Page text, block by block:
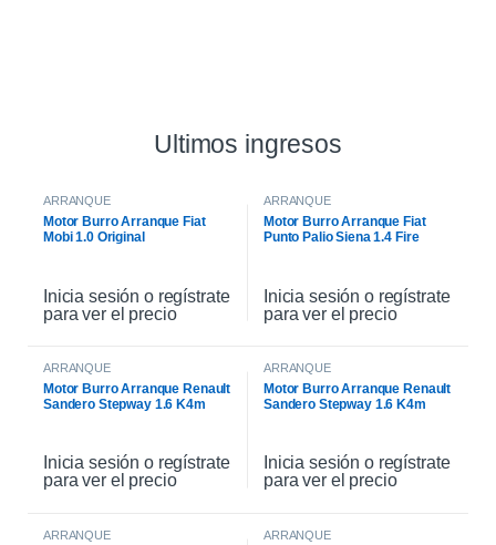
Ultimos ingresos
ARRANQUE
Motor Burro Arranque Fiat
Mobi 1.0 Original
Inicia sesión o regístrate
para ver el precio
ARRANQUE
Motor Burro Arranque Fiat
Punto Palio Siena 1.4 Fire
Inicia sesión o regístrate
para ver el precio
ARRANQUE
Motor Burro Arranque Renault
Sandero Stepway 1.6 K4m
Inicia sesión o regístrate
para ver el precio
ARRANQUE
Motor Burro Arranque Renault
Sandero Stepway 1.6 K4m
Inicia sesión o regístrate
para ver el precio
ARRANQUE ARRANQUE